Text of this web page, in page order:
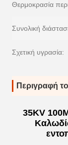
Θερμοκρασία
Συνολική
Σχετική υγρασία:
Περιγραφή
35KV